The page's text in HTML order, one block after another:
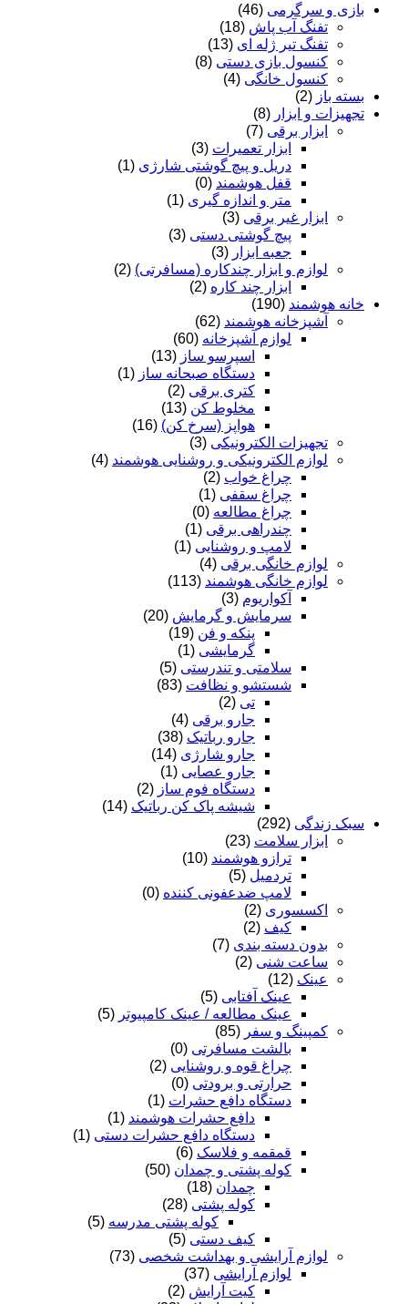
بازی و سرگرمی (46)
تفنگ آب پاش (18)
تفنگ تیر ژله ای (13)
کنسول بازی دستی (8)
کنسول خانگی (4)
بسته باز (2)
تجهیزات و ابزار (8)
ابزار برقی (7)
ابزار تعمیرات (3)
دریل و پیچ گوشتی شارژی (1)
قفل هوشمند (0)
متر و اندازه گیری (1)
ابزار غیر برقی (3)
پیچ گوشتی دستی (3)
جعبه ابزار (3)
لوازم و ابزار چندکاره (مسافرتی) (2)
ابزار چند کاره (2)
خانه هوشمند (190)
آشپزخانه هوشمند (62)
لوازم آشپزخانه (60)
اسپرسو ساز (13)
دستگاه صبحانه ساز (1)
کتری برقی (2)
مخلوط کن (13)
هواپز (سرخ کن) (16)
تجهیزات الکترونیکی (3)
لوازم الکترونیکی و روشنایی هوشمند (4)
چراغ خواب (2)
چراغ سقفی (1)
چراغ مطالعه (0)
چندراهی برقی (1)
لامپ و روشنایی (1)
لوازم خانگی برقی (4)
لوازم خانگی هوشمند (113)
آکواریوم (3)
سرمایش و گرمایش (20)
پنکه و فن (19)
گرمایشی (1)
سلامتی و تندرستی (5)
شستشو و نظافت (83)
تی (2)
جارو برقی (4)
جارو رباتیک (38)
جارو شارژی (14)
جارو عصایی (1)
دستگاه فوم ساز (2)
شیشه پاک کن رباتیک (14)
سبک زندگی (292)
ابزار سلامت (23)
ترازو هوشمند (10)
تردمیل (5)
لامپ ضدعفونی کننده (0)
اکسسوری (2)
کیف (2)
بدون دسته بندی (7)
ساعت شنی (2)
عینک (12)
عینک آفتابی (5)
عینک مطالعه / عینک کامپیوتر (5)
کمپینگ و سفر (85)
بالشت مسافرتی (0)
چراغ قوه و روشنایی (2)
حرارتی و برودتی (0)
دستگاه دافع حشرات (1)
دافع حشرات هوشمند (1)
دستگاه دافع حشرات دستی (1)
قمقمه و فلاسک (6)
کوله پشتی و چمدان (50)
چمدان (18)
کوله پشتی (28)
کوله پشتی مدرسه (5)
کیف دستی (5)
لوازم آرایشی و بهداشت شخصی (73)
لوازم آرایشی (37)
کیت آرایش (2)